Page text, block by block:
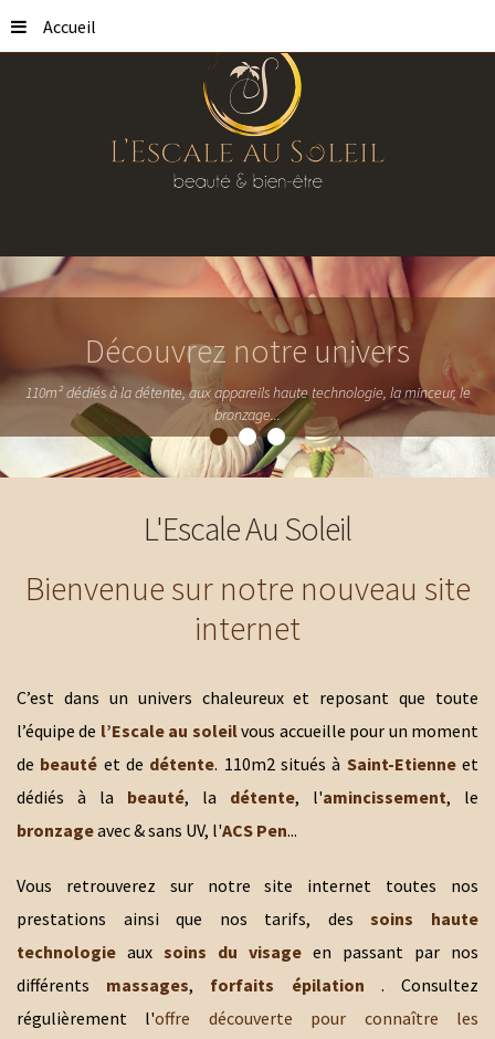
Accueil
Découvrez notre univers
110m² dédiés à la détente, aux appareils haute technologie, la minceur, le
bronzage...
L'Escale Au Soleil
Bienvenue sur notre nouveau site
internet
C’est dans un univers chaleureux et reposant que toute
l’équipe de l’Escale au soleilvous accueille pour un moment
de beauté et de détente. 110m2 situés à Saint-Etienneet
dédiés à la beauté, la détente, l'amincissement, le
bronzageavec & sans UV, l'ACS Pen...
Vous retrouverez sur notre site internet toutes nos
prestations ainsi que nos tarifs, dessoins haute
technologie aux soins du visage en passant par nos
différents massages, forfaits épilation . Consultez
régulièrement l'offre découverte pour connaître les